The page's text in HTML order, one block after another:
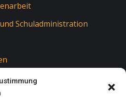
Schuladministration